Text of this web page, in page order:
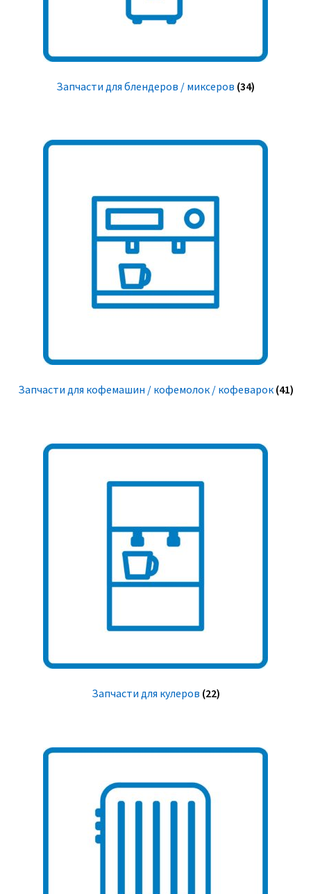
Запчасти для блендеров / миксеров (34)
Запчасти для кофемашин / кофемолок / кофеварок (41)
Запчасти для кулеров (22)